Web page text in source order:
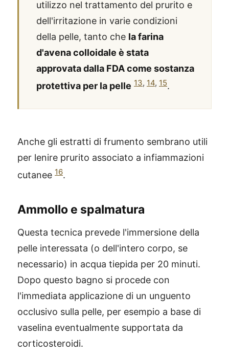
utilizzo nel trattamento del prurito e
dell'irritazione in varie condizioni
della pelle, tanto che la farina
d'avena colloidale è stata
approvata dalla FDA come sostanza
protettiva per la pelle 13, 14, 15.
Anche gli estratti di frumento sembrano utili
per lenire prurito associato a infiammazioni
cutanee 16.
Ammollo e spalmatura
Questa tecnica prevede l'immersione della
pelle interessata (o dell'intero corpo, se
necessario) in acqua tiepida per 20 minuti.
Dopo questo bagno si procede con
l'immediata applicazione di un unguento
occlusivo sulla pelle, per esempio a base di
vaselina eventualmente supportata da
corticosteroidi.